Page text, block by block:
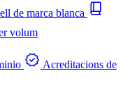
de marca blanca
volum
Acreditacions de